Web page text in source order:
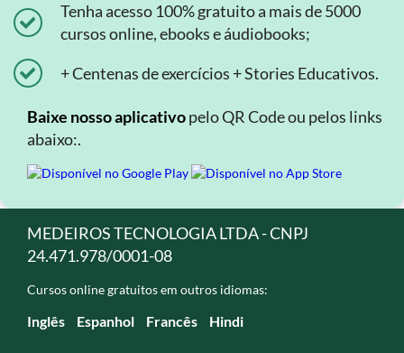
Tenha acesso 100% gratuito a mais de 5000
cursos online, ebooks e áudiobooks;
+ Centenas de exercícios + Stories Educativos.
Baixe nosso aplicativopelo QR Code ou pelos links
abaixo:.
MEDEIROS TECNOLOGIA LTDA - CNPJ
24.471.978/0001-08
Cursos online gratuitos em outros idiomas:
Inglês Espanhol Francês Hindi